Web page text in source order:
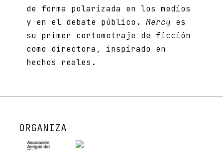
de forma polarizada en los medios
y en el debate público. Mercy es
su primer cortometraje de ficción
como directora, inspirado en
hechos reales.
ORGANIZA